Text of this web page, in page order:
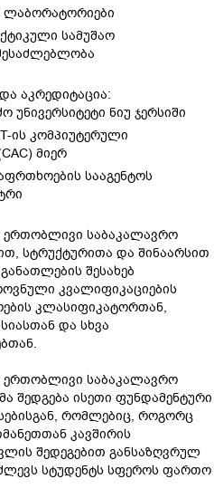
ლაბორატორიები
სამუშაო
აკრედიტაცია:
უნივერსიტეტი ნიუ ჯერსიში
ის კომპიუტერული
მიერ
სააგენტოს
ერთობლივი საბაკალავრო
სტრუქტურითა და შინაარსით
შესახებ
კვალიფიკაციების
კლასიფიკატორთან,
და სხვა
ერთობლივი საბაკალავრო
შედგება ისეთი ფუნდამენტური
რომლებიც, როგორც
კავშირის
შედეგებით განსაზღვრულ
სტუდენტს სფეროს ფართო